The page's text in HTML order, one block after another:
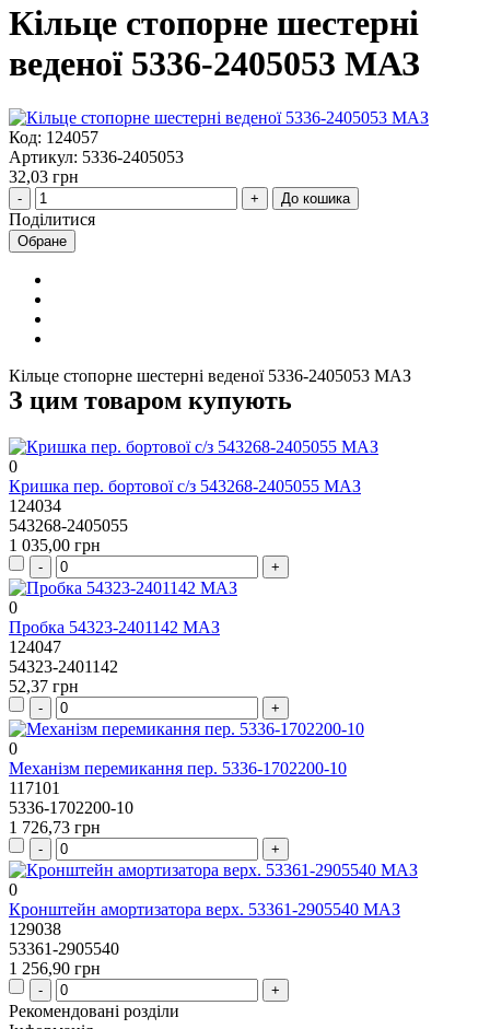
Кільце стопорне шестерні
веденої 5336-2405053 МАЗ
Код: 124057
Артикул: 5336-2405053
32,03 грн
До кошика
Поділитися
Обране
Кільце стопорне шестерні веденої 5336-2405053 МАЗ
З цим товаром купують
0
Кришка пер. бортової с/з 543268-2405055 МАЗ
124034
543268-2405055
1 035,00 грн
0
Пробка 54323-2401142 МАЗ
124047
54323-2401142
52,37 грн
0
Механізм перемикання пер. 5336-1702200-10
117101
5336-1702200-10
1 726,73 грн
0
Кронштейн амортизатора верх. 53361-2905540 МАЗ
129038
53361-2905540
1 256,90 грн
Рекомендовані розділи